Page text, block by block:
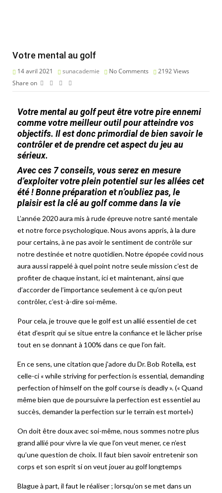
Votre mental au golf
14 avril 2021 sunacademie No Comments 2192Views
Share on
Votre mental au golf peut être votre pire ennemi
comme votre meilleur outil pour atteindre vos
objectifs. Il est donc primordial de bien savoir le
contrôler et de prendre cet aspect du jeu au
sérieux.
Avec ces 7 conseils, vous serez en mesure
d’exploiter votre plein potentiel sur les allées cet
été ! Bonne préparation et n’oubliez pas, le
plaisir est la clé au golf comme dans la vie
L’année 2020 aura mis à rude épreuve notre santé mentale
et notre force psychologique. Nous avons appris, à la dure
pour certains, à ne pas avoir le sentiment de contrôle sur
notre destinée et notre quotidien. Notre épopée covid nous
aura aussi rappelé à quel point notre seule mission c’est de
profiter de chaque instant, ici et maintenant, ainsi que
d’accorder de l’importance seulement à ce qu’on peut
contrôler, c’est-à-dire soi-même.
Pour cela, je trouve que le golf est un allié essentiel de cet
état d’esprit qui se situe entre la confiance et le lâcher prise
tout en se donnant à 100% dans ce que l’on fait.
En ce sens, une citation que j’adore du Dr. Bob Rotella, est
celle-ci « while striving for perfection is essential, demanding
perfection of himself on the golf course is deadly ». (« Quand
même bien que de poursuivre la perfection est essentiel au
succès, demander la perfection sur le terrain est mortel»)
On doit être doux avec soi-même, nous sommes notre plus
grand allié pour vivre la vie que l’on veut mener, ce n’est
qu’une question de choix. Il faut bien savoir entretenir son
corps et son esprit si on veut jouer au golf longtemps
Blague à part, il faut le réaliser ; lorsqu’on se met dans un